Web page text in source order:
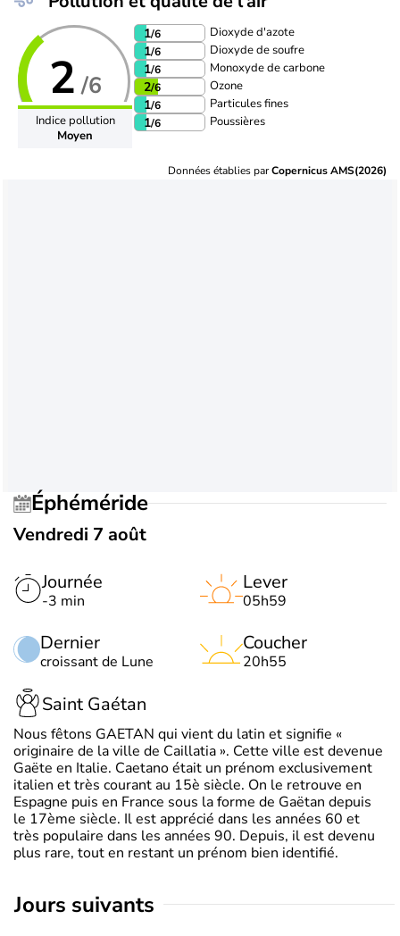
2 /6
Indice pollution
Moyen
1/6 Dioxyde d'azote
1/6 Dioxyde de soufre
1/6 Monoxyde de carbone
2/6 Ozone
1/6 Particules fines
1/6 Poussières
Données établies parCopernicus AMS(2026)
Éphéméride
Vendredi 7 août
Journée
-3 min
Dernier
croissant de Lune
Lever
05h59
Coucher
20h55
Saint Gaétan
Nous fêtons GAETAN qui vient du latin et signifie «
originaire de la ville de Caillatia ». Cette ville est devenue
Gaëte en Italie. Caetano était un prénom exclusivement
italien et très courant au 15è siècle. On le retrouve en
Espagne puis en France sous la forme de Gaëtan depuis
le 17ème siècle. Il est apprécié dans les années 60 et
très populaire dans les années 90. Depuis, il est devenu
plus rare, tout en restant un prénom bien identifié.
jours suivants